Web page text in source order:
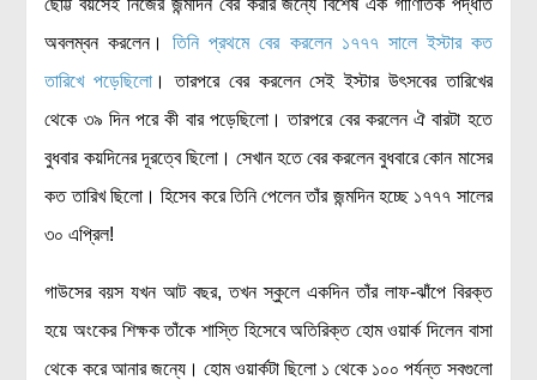
বিদেশী বিজ্ঞানী
কার্ল সেগান
টাইমলাইন
প্রশ্নমালা
অন্যান্য
লেখকদের আঙিনা
প্রবেশ
নিবন্ধন
ছোট্ট বয়সেই নিজের জন্মদিন বের করার জন্যে বিশেষ এক গাণিতিক পদ্ধতি
অবলম্বন করলেন।তিনি প্রথমে বের করলেন ১৭৭৭ সালে ইস্টার কত
তারিখে পড়েছিলো । তারপরে বের করলেন সেই ইস্টার উৎসবের তারিখের
থেকে ৩৯ দিন পরে কী বার পড়েছিলো। তারপরে বের করলেন ঐ বারটা হতে
বুধবার কয়দিনের দূরত্বে ছিলো। সেখান হতে বের করলেন বুধবারে কোন মাসের
কত তারিখ ছিলো। হিসেব করে তিনি পেলেন তাঁর জন্মদিন হচ্ছে ১৭৭৭ সালের
৩০ এপ্রিল!
গাউসের বয়স যখন আট বছর, তখন স্কুলে একদিন তাঁর লাফ-ঝাঁপে বিরক্ত
হয়ে অংকের শিক্ষক তাঁকে শাস্তি হিসেবে অতিরিক্ত হোম ওয়ার্ক দিলেন বাসা
থেকে করে আনার জন্যে। হোম ওয়ার্কটা ছিলো ১ থেকে ১০০ পর্যন্ত সবগুলো